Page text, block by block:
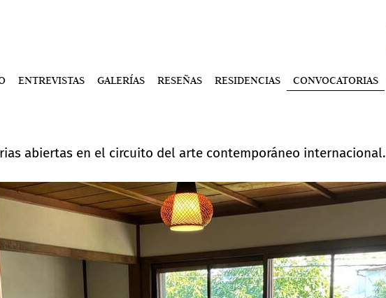
ENTREVISTAS GALERÍAS RESEÑAS RESIDENCIAS CONVOCATORIAS
abiertas en el circuito del arte contemporáneo internacional.